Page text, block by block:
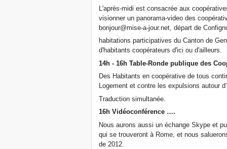
L'après-midi est consacrée aux
visionner un panorama-video des
bonjour@mise-a-jour.net, départ de
habitations participatives du Canton de
d'habitants coopérateurs d'ici ou d'ailleurs.
14h - 16h Table-Ronde publique des
Des Habitants en coopérative de tous
Logement et contre les expulsions autour
Traduction simultanée.
16h Vidéoconférence ….
Nous aurons aussi un échange Skype et
qui se trouveront à Rome, et nous
de 2012.